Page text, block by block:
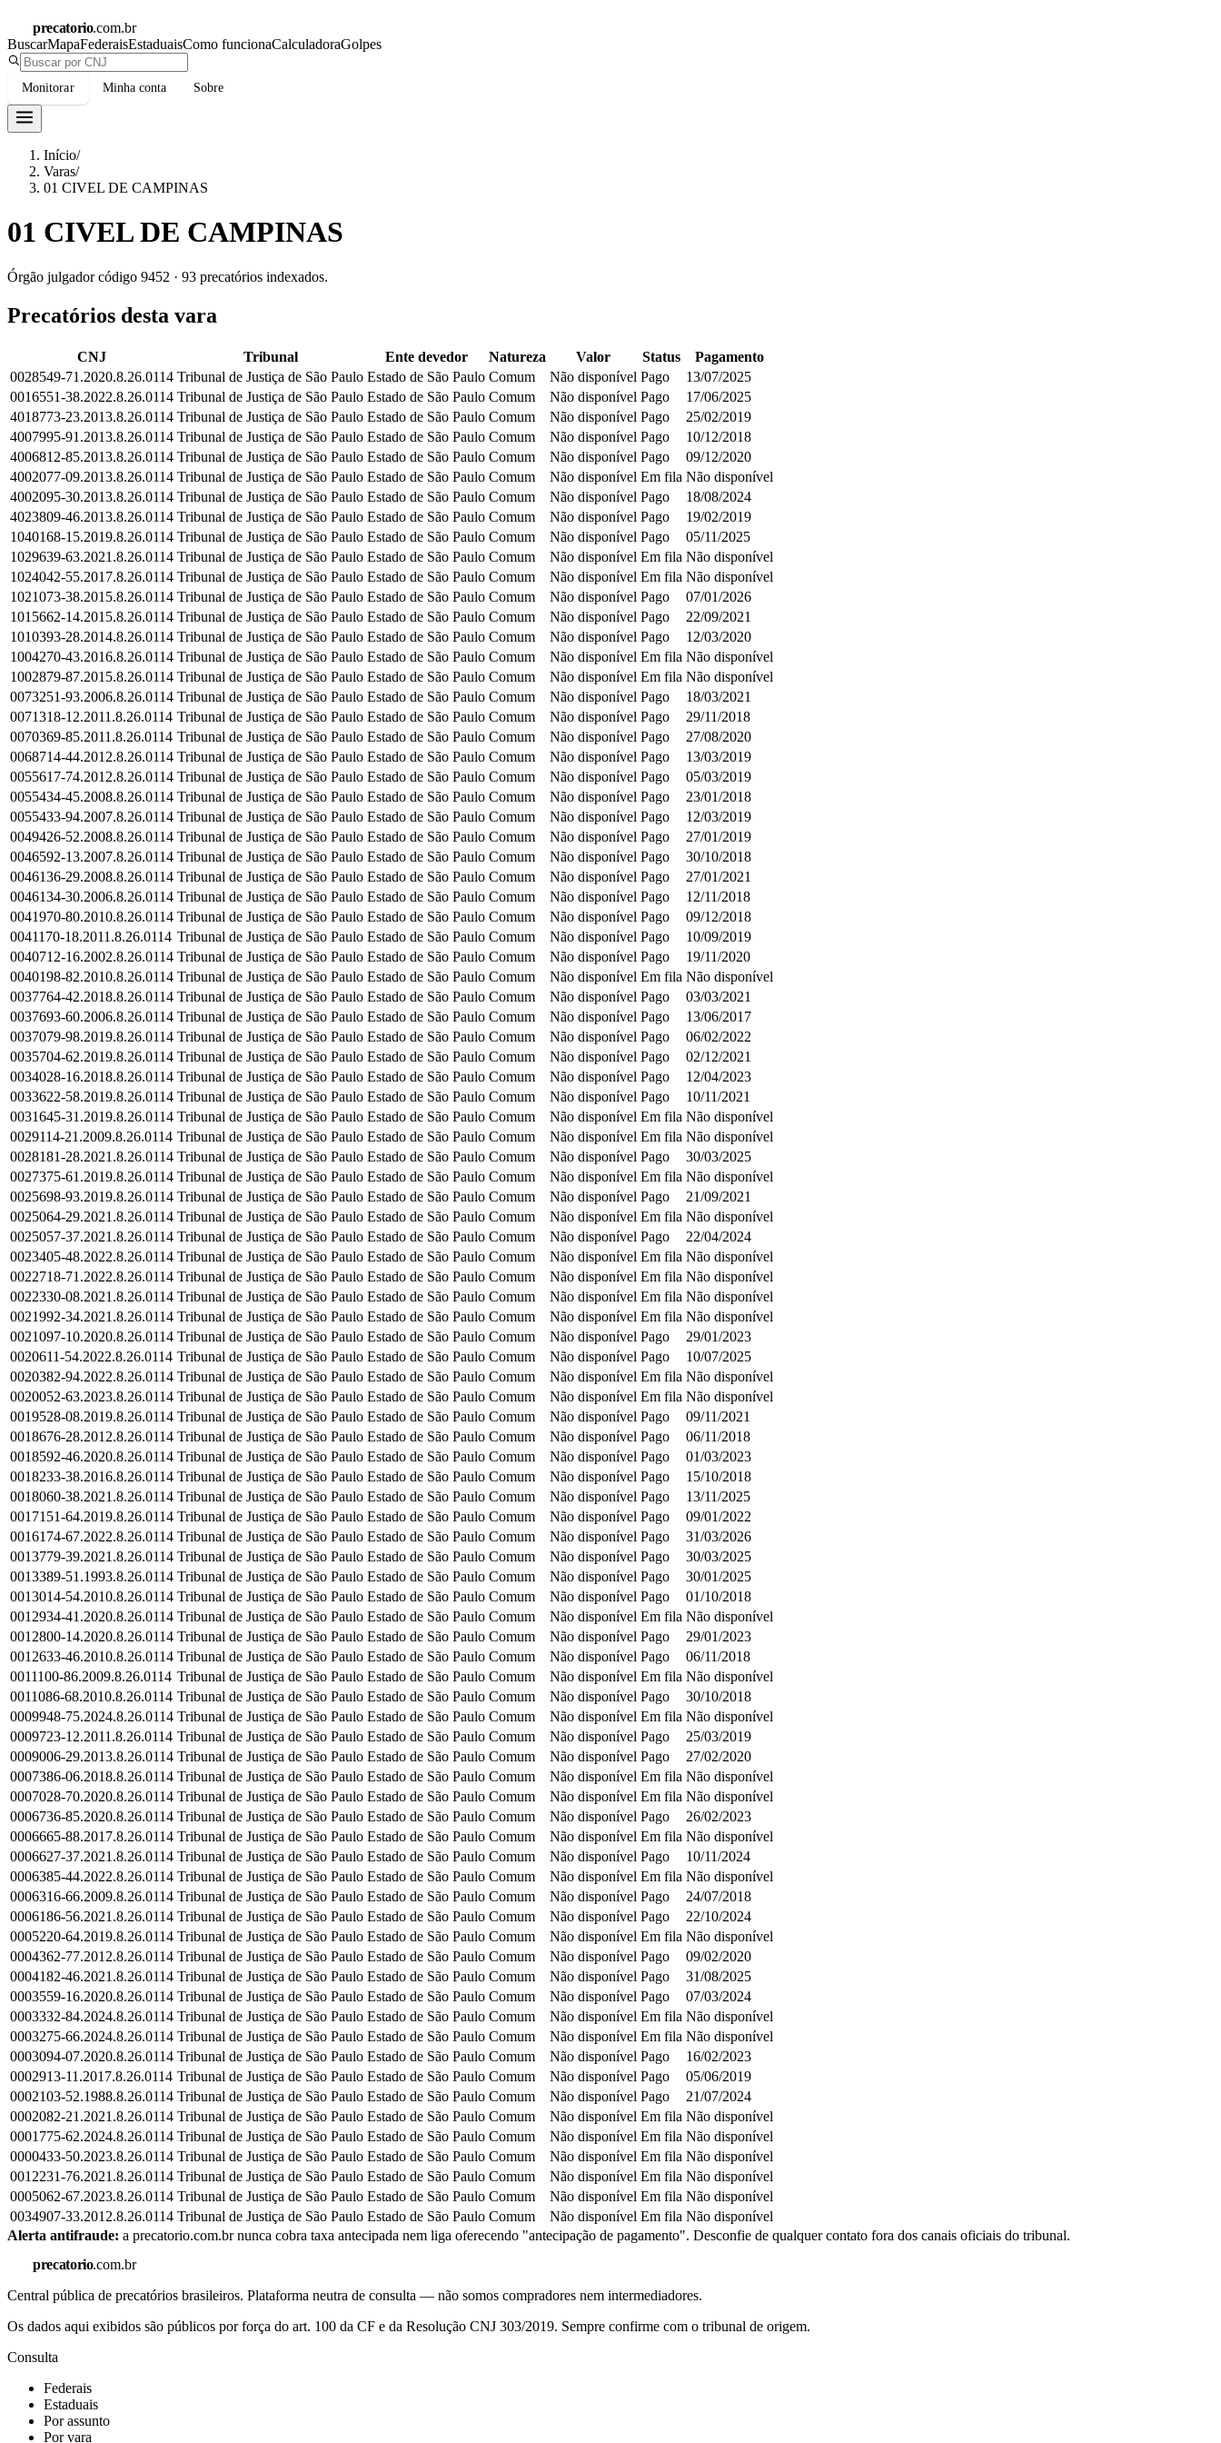
precatorio.com.br
BuscarMapaFederaisEstaduaisComo funcionaCalculadoraGolpes
Monitorar Minha conta Sobre
Início/
Varas/
01 CIVEL DE CAMPINAS
01 CIVEL DE CAMPINAS
Órgão julgador código 9452 · 93 precatórios indexados.
Precatórios desta vara
CNJ Tribunal Ente devedor Natureza Valor Status
Pagamento
0028549-71.2020.8.26.0114 Tribunal de Justiça de São Paulo Estado de São Paulo Comum Não disponível Pago
13/07/2025
0016551-38.2022.8.26.0114 Tribunal de Justiça de São Paulo Estado de São Paulo Comum Não disponível Pago
17/06/2025
4018773-23.2013.8.26.0114 Tribunal de Justiça de São Paulo Estado de São Paulo Comum Não disponível Pago
25/02/2019
4007995-91.2013.8.26.0114 Tribunal de Justiça de São Paulo Estado de São Paulo Comum Não disponível Pago
10/12/2018
4006812-85.2013.8.26.0114 Tribunal de Justiça de São Paulo Estado de São Paulo Comum Não disponível Pago
09/12/2020
4002077-09.2013.8.26.0114 Tribunal de Justiça de São Paulo Estado de São Paulo Comum Não disponível Em fila Não disponível
4002095-30.2013.8.26.0114 Tribunal de Justiça de São Paulo Estado de São Paulo Comum Não disponível Pago
18/08/2024
4023809-46.2013.8.26.0114 Tribunal de Justiça de São Paulo Estado de São Paulo Comum Não disponível Pago
19/02/2019
1040168-15.2019.8.26.0114 Tribunal de Justiça de São Paulo Estado de São Paulo Comum Não disponível Pago
05/11/2025
1029639-63.2021.8.26.0114 Tribunal de Justiça de São Paulo Estado de São Paulo Comum Não disponível Em fila Não disponível
1024042-55.2017.8.26.0114 Tribunal de Justiça de São Paulo Estado de São Paulo Comum Não disponível Em fila Não disponível
1021073-38.2015.8.26.0114 Tribunal de Justiça de São Paulo Estado de São Paulo Comum Não disponível Pago
07/01/2026
1015662-14.2015.8.26.0114 Tribunal de Justiça de São Paulo Estado de São Paulo Comum Não disponível Pago
22/09/2021
1010393-28.2014.8.26.0114 Tribunal de Justiça de São Paulo Estado de São Paulo Comum Não disponível Pago
12/03/2020
1004270-43.2016.8.26.0114 Tribunal de Justiça de São Paulo Estado de São Paulo Comum Não disponível Em fila Não disponível
1002879-87.2015.8.26.0114 Tribunal de Justiça de São Paulo Estado de São Paulo Comum Não disponível Em fila Não disponível
0073251-93.2006.8.26.0114 Tribunal de Justiça de São Paulo Estado de São Paulo Comum Não disponível Pago
18/03/2021
0071318-12.2011.8.26.0114 Tribunal de Justiça de São Paulo Estado de São Paulo Comum Não disponível Pago
29/11/2018
0070369-85.2011.8.26.0114 Tribunal de Justiça de São Paulo Estado de São Paulo Comum Não disponível Pago
27/08/2020
0068714-44.2012.8.26.0114 Tribunal de Justiça de São Paulo Estado de São Paulo Comum Não disponível Pago
13/03/2019
0055617-74.2012.8.26.0114 Tribunal de Justiça de São Paulo Estado de São Paulo Comum Não disponível Pago
05/03/2019
0055434-45.2008.8.26.0114 Tribunal de Justiça de São Paulo Estado de São Paulo Comum Não disponível Pago
23/01/2018
0055433-94.2007.8.26.0114 Tribunal de Justiça de São Paulo Estado de São Paulo Comum Não disponível Pago
12/03/2019
0049426-52.2008.8.26.0114 Tribunal de Justiça de São Paulo Estado de São Paulo Comum Não disponível Pago
27/01/2019
0046592-13.2007.8.26.0114 Tribunal de Justiça de São Paulo Estado de São Paulo Comum Não disponível Pago
30/10/2018
0046136-29.2008.8.26.0114 Tribunal de Justiça de São Paulo Estado de São Paulo Comum Não disponível Pago
27/01/2021
0046134-30.2006.8.26.0114 Tribunal de Justiça de São Paulo Estado de São Paulo Comum Não disponível Pago
12/11/2018
0041970-80.2010.8.26.0114 Tribunal de Justiça de São Paulo Estado de São Paulo Comum Não disponível Pago
09/12/2018
0041170-18.2011.8.26.0114 Tribunal de Justiça de São Paulo Estado de São Paulo Comum Não disponível Pago
10/09/2019
0040712-16.2002.8.26.0114 Tribunal de Justiça de São Paulo Estado de São Paulo Comum Não disponível Pago
19/11/2020
0040198-82.2010.8.26.0114 Tribunal de Justiça de São Paulo Estado de São Paulo Comum Não disponível Em fila Não disponível
0037764-42.2018.8.26.0114 Tribunal de Justiça de São Paulo Estado de São Paulo Comum Não disponível Pago
03/03/2021
0037693-60.2006.8.26.0114 Tribunal de Justiça de São Paulo Estado de São Paulo Comum Não disponível Pago
13/06/2017
0037079-98.2019.8.26.0114 Tribunal de Justiça de São Paulo Estado de São Paulo Comum Não disponível Pago
06/02/2022
0035704-62.2019.8.26.0114 Tribunal de Justiça de São Paulo Estado de São Paulo Comum Não disponível Pago
02/12/2021
0034028-16.2018.8.26.0114 Tribunal de Justiça de São Paulo Estado de São Paulo Comum Não disponível Pago
12/04/2023
0033622-58.2019.8.26.0114 Tribunal de Justiça de São Paulo Estado de São Paulo Comum Não disponível Pago
10/11/2021
0031645-31.2019.8.26.0114 Tribunal de Justiça de São Paulo Estado de São Paulo Comum Não disponível Em fila Não disponível
0029114-21.2009.8.26.0114 Tribunal de Justiça de São Paulo Estado de São Paulo Comum Não disponível Em fila Não disponível
0028181-28.2021.8.26.0114 Tribunal de Justiça de São Paulo Estado de São Paulo Comum Não disponível Pago
30/03/2025
0027375-61.2019.8.26.0114 Tribunal de Justiça de São Paulo Estado de São Paulo Comum Não disponível Em fila Não disponível
0025698-93.2019.8.26.0114 Tribunal de Justiça de São Paulo Estado de São Paulo Comum Não disponível Pago
21/09/2021
0025064-29.2021.8.26.0114 Tribunal de Justiça de São Paulo Estado de São Paulo Comum Não disponível Em fila Não disponível
0025057-37.2021.8.26.0114 Tribunal de Justiça de São Paulo Estado de São Paulo Comum Não disponível Pago
22/04/2024
0023405-48.2022.8.26.0114 Tribunal de Justiça de São Paulo Estado de São Paulo Comum Não disponível Em fila Não disponível
0022718-71.2022.8.26.0114 Tribunal de Justiça de São Paulo Estado de São Paulo Comum Não disponível Em fila Não disponível
0022330-08.2021.8.26.0114 Tribunal de Justiça de São Paulo Estado de São Paulo Comum Não disponível Em fila Não disponível
0021992-34.2021.8.26.0114 Tribunal de Justiça de São Paulo Estado de São Paulo Comum Não disponível Em fila Não disponível
0021097-10.2020.8.26.0114 Tribunal de Justiça de São Paulo Estado de São Paulo Comum Não disponível Pago
29/01/2023
0020611-54.2022.8.26.0114 Tribunal de Justiça de São Paulo Estado de São Paulo Comum Não disponível Pago
10/07/2025
0020382-94.2022.8.26.0114 Tribunal de Justiça de São Paulo Estado de São Paulo Comum Não disponível Em fila Não disponível
0020052-63.2023.8.26.0114 Tribunal de Justiça de São Paulo Estado de São Paulo Comum Não disponível Em fila Não disponível
0019528-08.2019.8.26.0114 Tribunal de Justiça de São Paulo Estado de São Paulo Comum Não disponível Pago
09/11/2021
0018676-28.2012.8.26.0114 Tribunal de Justiça de São Paulo Estado de São Paulo Comum Não disponível Pago
06/11/2018
0018592-46.2020.8.26.0114 Tribunal de Justiça de São Paulo Estado de São Paulo Comum Não disponível Pago
01/03/2023
0018233-38.2016.8.26.0114 Tribunal de Justiça de São Paulo Estado de São Paulo Comum Não disponível Pago
15/10/2018
0018060-38.2021.8.26.0114 Tribunal de Justiça de São Paulo Estado de São Paulo Comum Não disponível Pago
13/11/2025
0017151-64.2019.8.26.0114 Tribunal de Justiça de São Paulo Estado de São Paulo Comum Não disponível Pago
09/01/2022
0016174-67.2022.8.26.0114 Tribunal de Justiça de São Paulo Estado de São Paulo Comum Não disponível Pago
31/03/2026
0013779-39.2021.8.26.0114 Tribunal de Justiça de São Paulo Estado de São Paulo Comum Não disponível Pago
30/03/2025
0013389-51.1993.8.26.0114 Tribunal de Justiça de São Paulo Estado de São Paulo Comum Não disponível Pago
30/01/2025
0013014-54.2010.8.26.0114 Tribunal de Justiça de São Paulo Estado de São Paulo Comum Não disponível Pago
01/10/2018
0012934-41.2020.8.26.0114 Tribunal de Justiça de São Paulo Estado de São Paulo Comum Não disponível Em fila Não disponível
0012800-14.2020.8.26.0114 Tribunal de Justiça de São Paulo Estado de São Paulo Comum Não disponível Pago
29/01/2023
0012633-46.2010.8.26.0114 Tribunal de Justiça de São Paulo Estado de São Paulo Comum Não disponível Pago
06/11/2018
0011100-86.2009.8.26.0114 Tribunal de Justiça de São Paulo Estado de São Paulo Comum Não disponível Em fila Não disponível
0011086-68.2010.8.26.0114 Tribunal de Justiça de São Paulo Estado de São Paulo Comum Não disponível Pago
30/10/2018
0009948-75.2024.8.26.0114 Tribunal de Justiça de São Paulo Estado de São Paulo Comum Não disponível Em fila Não disponível
0009723-12.2011.8.26.0114 Tribunal de Justiça de São Paulo Estado de São Paulo Comum Não disponível Pago
25/03/2019
0009006-29.2013.8.26.0114 Tribunal de Justiça de São Paulo Estado de São Paulo Comum Não disponível Pago
27/02/2020
0007386-06.2018.8.26.0114 Tribunal de Justiça de São Paulo Estado de São Paulo Comum Não disponível Em fila Não disponível
0007028-70.2020.8.26.0114 Tribunal de Justiça de São Paulo Estado de São Paulo Comum Não disponível Em fila Não disponível
0006736-85.2020.8.26.0114 Tribunal de Justiça de São Paulo Estado de São Paulo Comum Não disponível Pago
26/02/2023
0006665-88.2017.8.26.0114 Tribunal de Justiça de São Paulo Estado de São Paulo Comum Não disponível Em fila Não disponível
0006627-37.2021.8.26.0114 Tribunal de Justiça de São Paulo Estado de São Paulo Comum Não disponível Pago
10/11/2024
0006385-44.2022.8.26.0114 Tribunal de Justiça de São Paulo Estado de São Paulo Comum Não disponível Em fila Não disponível
0006316-66.2009.8.26.0114 Tribunal de Justiça de São Paulo Estado de São Paulo Comum Não disponível Pago
24/07/2018
0006186-56.2021.8.26.0114 Tribunal de Justiça de São Paulo Estado de São Paulo Comum Não disponível Pago
22/10/2024
0005220-64.2019.8.26.0114 Tribunal de Justiça de São Paulo Estado de São Paulo Comum Não disponível Em fila Não disponível
0004362-77.2012.8.26.0114 Tribunal de Justiça de São Paulo Estado de São Paulo Comum Não disponível Pago
09/02/2020
0004182-46.2021.8.26.0114 Tribunal de Justiça de São Paulo Estado de São Paulo Comum Não disponível Pago
31/08/2025
0003559-16.2020.8.26.0114 Tribunal de Justiça de São Paulo Estado de São Paulo Comum Não disponível Pago
07/03/2024
0003332-84.2024.8.26.0114 Tribunal de Justiça de São Paulo Estado de São Paulo Comum Não disponível Em fila Não disponível
0003275-66.2024.8.26.0114 Tribunal de Justiça de São Paulo Estado de São Paulo Comum Não disponível Em fila Não disponível
0003094-07.2020.8.26.0114 Tribunal de Justiça de São Paulo Estado de São Paulo Comum Não disponível Pago
16/02/2023
0002913-11.2017.8.26.0114 Tribunal de Justiça de São Paulo Estado de São Paulo Comum Não disponível Pago
05/06/2019
0002103-52.1988.8.26.0114 Tribunal de Justiça de São Paulo Estado de São Paulo Comum Não disponível Pago
21/07/2024
0002082-21.2021.8.26.0114 Tribunal de Justiça de São Paulo Estado de São Paulo Comum Não disponível Em fila Não disponível
0001775-62.2024.8.26.0114 Tribunal de Justiça de São Paulo Estado de São Paulo Comum Não disponível Em fila Não disponível
0000433-50.2023.8.26.0114 Tribunal de Justiça de São Paulo Estado de São Paulo Comum Não disponível Em fila Não disponível
0012231-76.2021.8.26.0114 Tribunal de Justiça de São Paulo Estado de São Paulo Comum Não disponível Em fila Não disponível
0005062-67.2023.8.26.0114 Tribunal de Justiça de São Paulo Estado de São Paulo Comum Não disponível Em fila Não disponível
0034907-33.2012.8.26.0114 Tribunal de Justiça de São Paulo Estado de São Paulo Comum Não disponível Em fila Não disponível
Alerta antifraude: a precatorio.com.br nunca cobra taxa antecipada nem liga oferecendo "antecipação de pagamento". Desconfie de qualquer contato fora dos canais oficiais do tribunal.
precatorio.com.br
Central pública de precatórios brasileiros. Plataforma neutra de consulta — não somos compradores nem intermediadores.
Os dados aqui exibidos são públicos por força do art. 100 da CF e da Resolução CNJ 303/2019. Sempre confirme com o tribunal de origem.
Consulta
Federais
Estaduais
Por assunto
Por vara